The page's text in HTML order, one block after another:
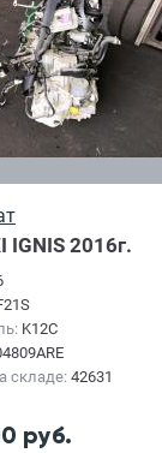
IGNIS2016г.
K12C
складе: 42631
руб.